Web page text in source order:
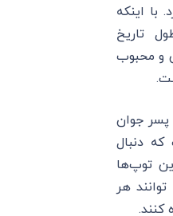
با اینکه
تاریخ
و محبوب
پسر جوان
دنبال
توپ‌ها
هر
کنند.